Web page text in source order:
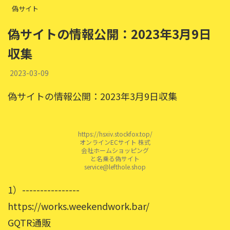
偽サイト
偽サイトの情報公開：2023年3月9日
収集
2023-03-09
偽サイトの情報公開：2023年3月9日収集
https://hsxiv.stockfox.top/
オンラインECサイト 株式
会社ホームショッピング
と名乗る偽サイト
service@lefthole.shop
1）----------------
https://works.weekendwork.bar/
GQTR通販